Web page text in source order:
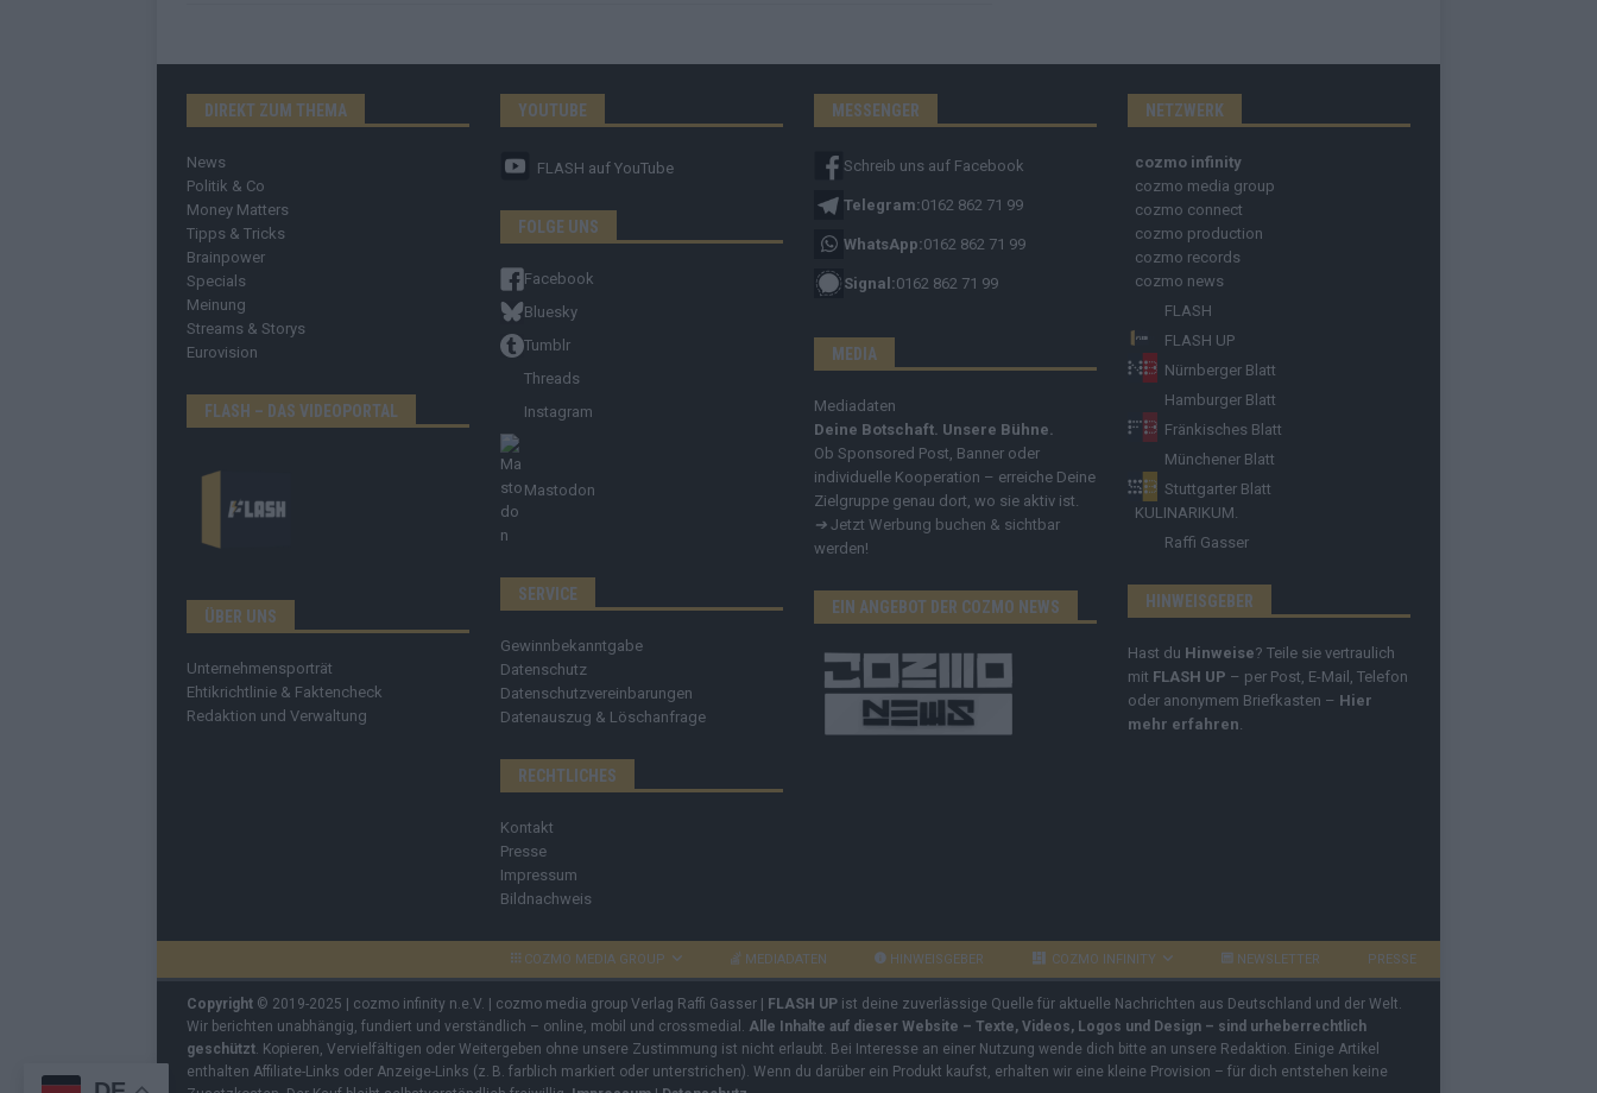
DIREKT ZUM THEMA
News
Politik & Co
Money Matters
Tipps & Tricks
Brainpower
Specials
Meinung
Streams & Storys
Eurovision
FLASH – DAS VIDEOPORTAL
ÜBER UNS
Unternehmensporträt
Ehtikrichtlinie & Faktencheck
Redaktion und Verwaltung
YOUTUBE
FLASH auf YouTube
FOLGE UNS
Facebook
Bluesky
Tumblr
Threads
Instagram
Mastodon
SERVICE
Gewinnbekanntgabe
Datenschutz
Datenschutzvereinbarungen
Datenauszug & Löschanfrage
RECHTLICHES
Kontakt
Presse
Impressum
Bildnachweis
MESSENGER
Schreib uns auf Facebook
Telegram:0162 862 71 99
WhatsApp:0162 862 71 99
Signal:0162 862 71 99
MEDIA
Mediadaten
Deine Botschaft. Unsere Bühne.
Ob Sponsored Post, Banner oder
individuelle Kooperation – erreiche Deine
Zielgruppe genau dort, wo sie aktiv ist.
➔ Jetzt Werbung buchen & sichtbar
werden!
EIN ANGEBOT DER COZMO NEWS
NETZWERK
cozmo infinity
cozmo media group
cozmo connect
cozmo production
cozmo records
cozmo news
FLASH
FLASH UP
Nürnberger Blatt
Hamburger Blatt
Fränkisches Blatt
Münchener Blatt
Stuttgarter Blatt
KULINARIKUM.
Raffi Gasser
HINWEISGEBER
Hast du Hinweise? Teile sie vertraulich
mit FLASH UP – per Post, E-Mail, Telefon
oder anonymem Briefkasten – Hier
mehr erfahren.
COZMO MEDIA GROUP MEDIADATEN HINWEISGEBER COZMO INFINITY NEWSLETTER PRESSE
Copyright © 2019-2025 | cozmo infinity n.e.V. | cozmo media group Verlag Raffi Gasser | FLASH UP ist deine zuverlässige Quelle für aktuelle Nachrichten aus Deutschland und der Welt.
Wir berichten unabhängig, fundiert und verständlich – online, mobil und crossmedial. Alle Inhalte auf dieser Website – Texte, Videos, Logos und Design – sind urheberrechtlich
geschützt. Kopieren, Vervielfältigen oder Weitergeben ohne unsere Zustimmung ist nicht erlaubt. Bei Interesse an einer Nutzung wende dich bitte an unsere Redaktion. Einige Artikel
enthalten Affiliate-Links oder Anzeige-Links (z. B. farblich markiert oder unterstrichen). Wenn du darüber ein Produkt kaufst, erhalten wir eine kleine Provision – für dich entstehen keine